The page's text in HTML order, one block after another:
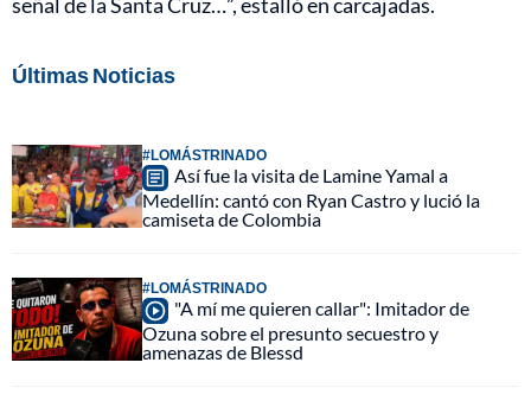
Últimas Noticias
#LOMÁSTRINADO
Así fue la visita de Lamine Yamal a
Medellín: cantó con Ryan Castro y lució la
camiseta de Colombia
#LOMÁSTRINADO
"A mí me quieren callar": Imitador de
Ozuna sobre el presunto secuestro y
amenazas de Blessd